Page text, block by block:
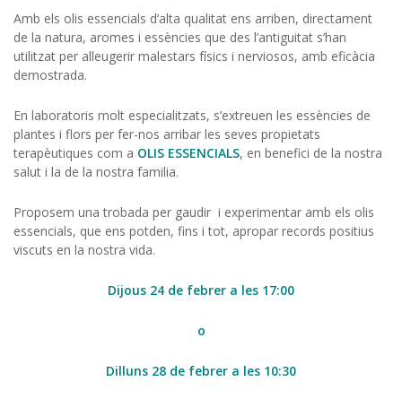
Amb els olis essencials d’alta qualitat ens arriben, directament
de la natura, aromes i essències que des l’antiguitat s’han
utilitzat per alleugerir malestars físics i nerviosos, amb eficàcia
demostrada.
En laboratoris molt especialitzats, s’extreuen les essències de
plantes i flors per fer-nos arribar les seves propietats
terapèutiques com a OLIS ESSENCIALS, en benefici de la nostra
salut i la de la nostra familia.
Proposem una trobada per gaudir i experimentar amb els olis
essencials, que ens potden, fins i tot, apropar records positius
viscuts en la nostra vida.
Dijous 24 de febrer a les 17:00
o
Dilluns 28 de febrer a les 10:30